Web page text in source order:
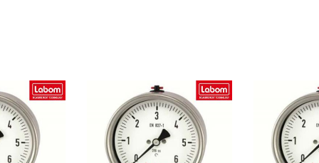
học
khát